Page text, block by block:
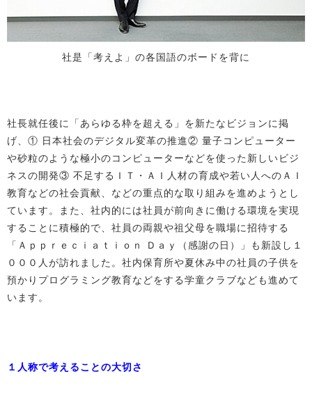
社是「考えよ」の各国語のボードを背に
社長就任後に「あらゆる枠を超える」を新たなビジョンに掲
げ、① 日本社会のデジタル変革の推進② 量子コンピューター
や砂粒のような極小のコンピューターなどを使った新しいビジ
ネスの開発③ 不足するＩＴ・ＡＩ人材の育成や若い人へのＡＩ
教育などの社会貢献、などの重点的な取り組みを進めようとし
ています。また、社内的には社員が前向きに働ける環境を実現
することに積極的で、社員の両親や祖父母を職場に招待する
「Ａｐｐｒｅｃｉａｔｉｏｎ Ｄａｙ（感謝の日）」も新設し１
０００人が訪れました。社内保育所や夏休み中の社員の子供を
預かりプログラミング教育などをする学童クラブなども進めて
います。
１人称で考えることの大切さ